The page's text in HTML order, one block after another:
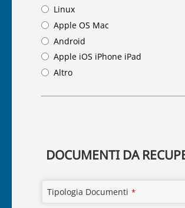
Linux
Apple OS Mac
Android
Apple iOS iPhone iPad
Altro
DOCUMENTI DA
Tipologia Documenti *